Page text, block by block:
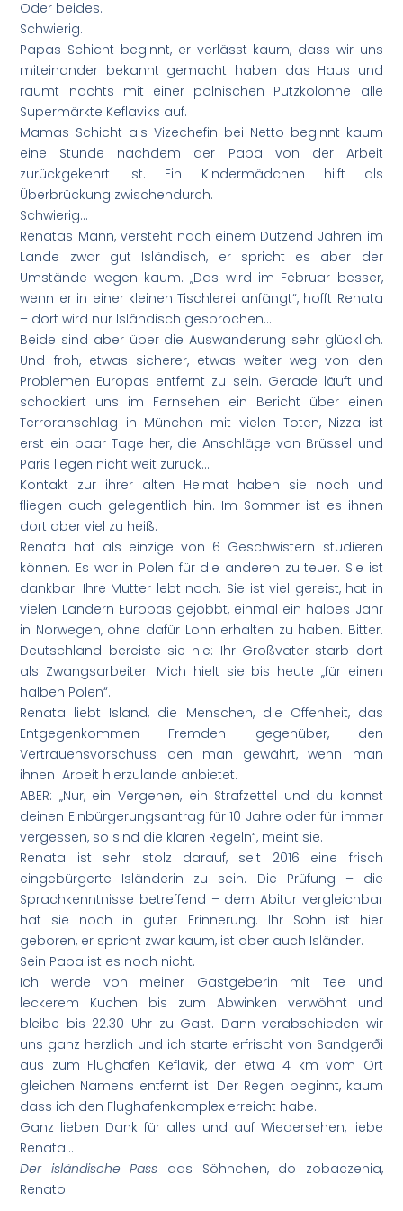
Oder beides.
Schwierig.
Papas Schicht beginnt, er verlässt kaum, dass wir uns
miteinander bekannt gemacht haben das Haus und
räumt nachts mit einer polnischen Putzkolonne alle
Supermärkte Keflaviks auf.
Mamas Schicht als Vizechefin bei Netto beginnt kaum
eine Stunde nachdem der Papa von der Arbeit
zurückgekehrt ist. Ein Kindermädchen hilft als
Überbrückung zwischendurch.
Schwierig…
Renatas Mann, versteht nach einem Dutzend Jahren im
Lande zwar gut Isländisch, er spricht es aber der
Umstände wegen kaum. „Das wird im Februar besser,
wenn er in einer kleinen Tischlerei anfängt“, hofft Renata
– dort wird nur Isländisch gesprochen…
Beide sind aber über die Auswanderung sehr glücklich.
Und froh, etwas sicherer, etwas weiter weg von den
Problemen Europas entfernt zu sein. Gerade läuft und
schockiert uns im Fernsehen ein Bericht über einen
Terroranschlag in München mit vielen Toten, Nizza ist
erst ein paar Tage her, die Anschläge von Brüssel und
Paris liegen nicht weit zurück…
Kontakt zur ihrer alten Heimat haben sie noch und
fliegen auch gelegentlich hin. Im Sommer ist es ihnen
dort aber viel zu heiß.
Renata hat als einzige von 6 Geschwistern studieren
können. Es war in Polen für die anderen zu teuer. Sie ist
dankbar. Ihre Mutter lebt noch. Sie ist viel gereist, hat in
vielen Ländern Europas gejobbt, einmal ein halbes Jahr
in Norwegen, ohne dafür Lohn erhalten zu haben. Bitter.
Deutschland bereiste sie nie: Ihr Großvater starb dort
als Zwangsarbeiter. Mich hielt sie bis heute „für einen
halben Polen“.
Renata liebt Island, die Menschen, die Offenheit, das
Entgegenkommen Fremden gegenüber, den
Vertrauensvorschuss den man gewährt, wenn man
ihnen Arbeit hierzulande anbietet.
ABER: „Nur, ein Vergehen, ein Strafzettel und du kannst
deinen Einbürgerungsantrag für 10 Jahre oder für immer
vergessen, so sind die klaren Regeln“, meint sie.
Renata ist sehr stolz darauf, seit 2016 eine frisch
eingebürgerte Isländerin zu sein. Die Prüfung – die
Sprachkenntnisse betreffend – dem Abitur vergleichbar
hat sie noch in guter Erinnerung. Ihr Sohn ist hier
geboren, er spricht zwar kaum, ist aber auch Isländer.
Sein Papa ist es noch nicht.
Ich werde von meiner Gastgeberin mit Tee und
leckerem Kuchen bis zum Abwinken verwöhnt und
bleibe bis 22.30 Uhr zu Gast. Dann verabschieden wir
uns ganz herzlich und ich starte erfrischt von Sandgerði
aus zum Flughafen Keflavik, der etwa 4 km vom Ort
gleichen Namens entfernt ist. Der Regen beginnt, kaum
dass ich den Flughafenkomplex erreicht habe.
Ganz lieben Dank für alles und auf Wiedersehen, liebe
Renata…
Der isländische Pass das Söhnchen, do zobaczenia,
Renato!